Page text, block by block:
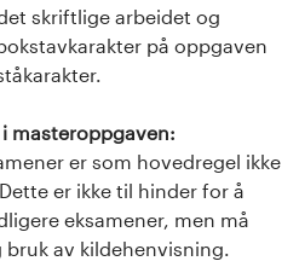
skriftlige arbeidet og
på oppgaven
masteroppgaven:
er som hovedregel ikke
er ikke til hinder for å
eksamener, men må
av kildehenvisning.